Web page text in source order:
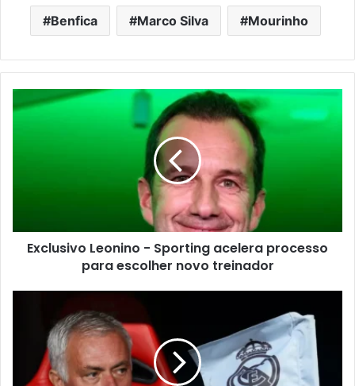
Benfica Marco Silva Mourinho
Exclusivo Leonino - Sporting acelera processo
para escolher novo treinador